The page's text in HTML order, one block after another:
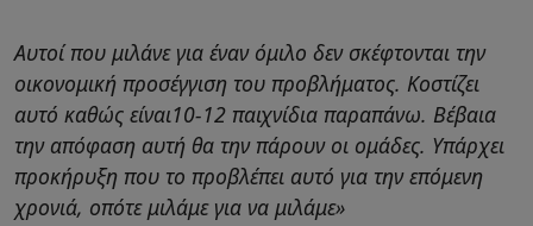
Αυτοί που μιλάνε για έναν όμιλο δεν σκέφτονται την
οικονομική προσέγγιση του προβλήματος. Κοστίζει
αυτό καθώς είναι10-12 παιχνίδια παραπάνω. Βέβαια
την απόφαση αυτή θα την πάρουν οι ομάδες. Υπάρχει
προκήρυξη που το προβλέπει αυτό για την επόμενη
χρονιά, οπότε μιλάμε για να μιλάμε»